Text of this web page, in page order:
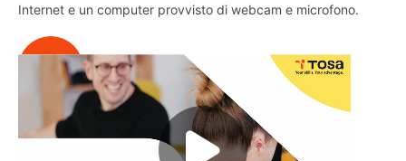
Internet e un computer provvisto di webcam e microfono.